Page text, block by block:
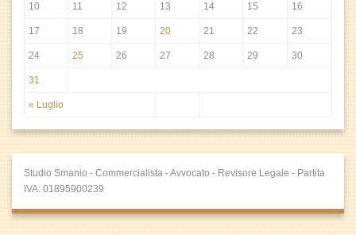
« Luglio
10 11 12 13 14 15 16
17 18 19 20 21 22 23
24 25 26 27 28 29 30
31
Studio Smanio - Commercialista - Avvocato - Revisore Legale - Partita
IVA: 01895900239